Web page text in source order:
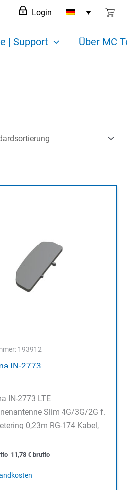
Login
| Support Über MC
193912
IN-2773
IN-2773 LTE
Slim 4G/3G/2G f.
0,23m RG-174 Kabel,
11,78 €brutto